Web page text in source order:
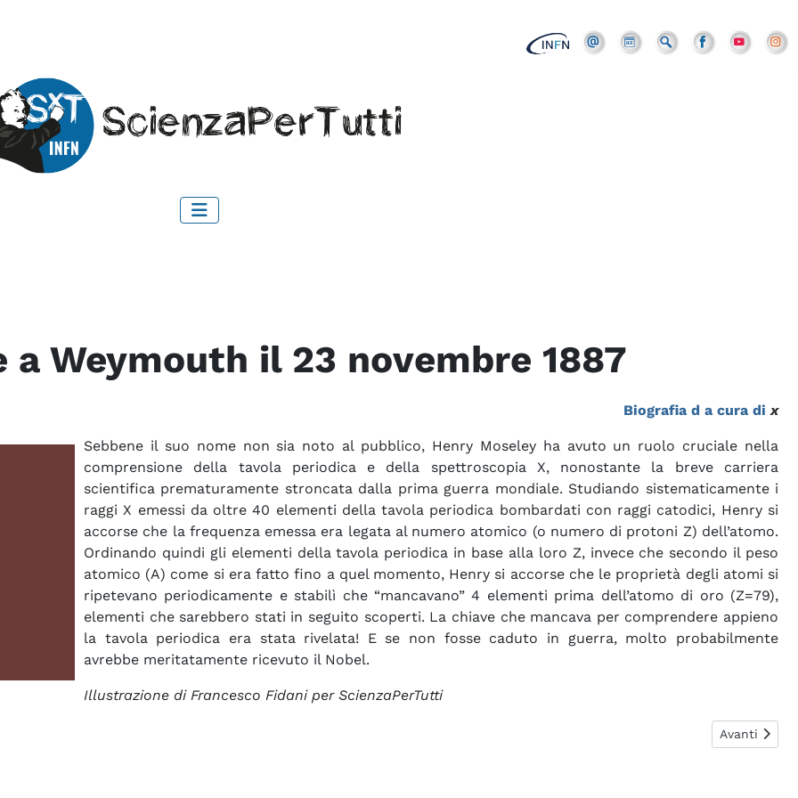
a Weymouth il 23 novembre 1887
Biografia d a cura dix
Sebbene il suo nome non sia noto al pubblico, Henry Moseley ha avuto un ruolo cruciale nella
comprensione della tavola periodica e della spettroscopia X, nonostante la breve carriera
scientifica prematuramente stroncata dalla prima guerra mondiale. Studiando sistematicamente i
raggi X emessi da oltre 40 elementi della tavola periodica bombardati con raggi catodici, Henry si
accorse che la frequenza emessa era legata al numero atomico (o numero di protoni Z) dell’atomo.
Ordinando quindi gli elementi della tavola periodica in base alla loro Z, invece che secondo il peso
atomico (A) come si era fatto fino a quel momento, Henry si accorse che le proprietà degli atomi si
ripetevano periodicamente e stabilì che “mancavano” 4 elementi prima dell’atomo di oro (Z=79),
elementi che sarebbero stati in seguito scoperti. La chiave che mancava per comprendere appieno
la tavola periodica era stata rivelata! E se non fosse caduto in guerra, molto probabilmente
avrebbe meritatamente ricevuto il Nobel.
Illustrazione di Francesco Fidani per ScienzaPerTutti
Articolo
Avanti